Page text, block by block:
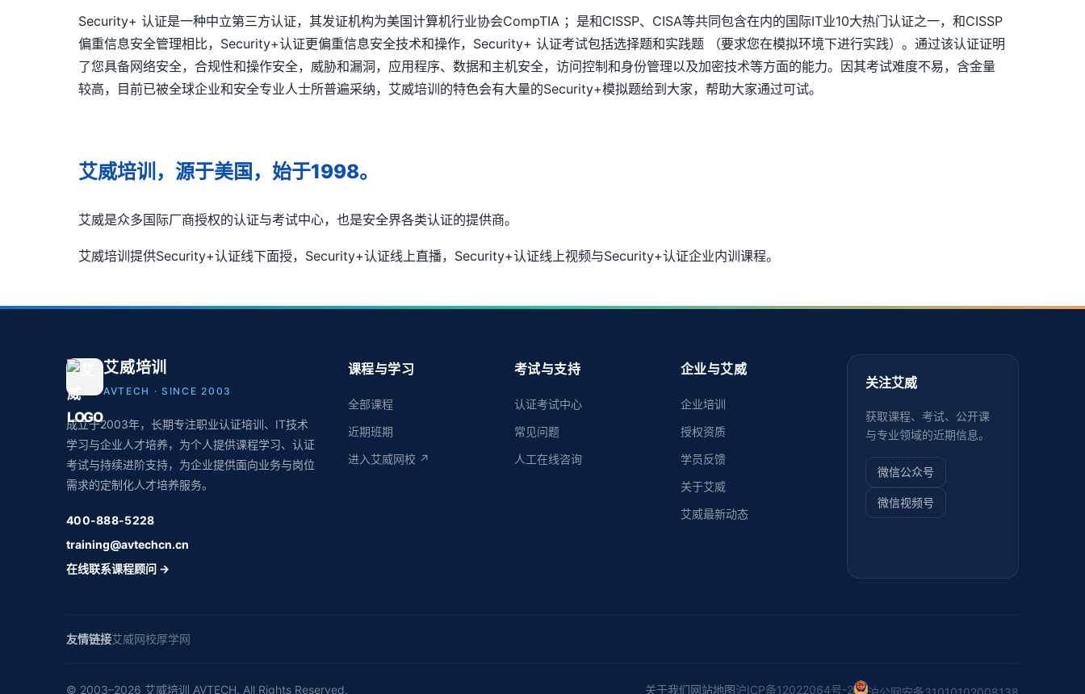
Security+ 认证是一种中立第三方认证，其发证机构为美国计算机行业协会CompTIA ；是和CISSP、CISA等共同包含在内的国际IT业10大热门认证之一，和CISSP
偏重信息安全管理相比，Security+认证更偏重信息安全技术和操作，Security+ 认证考试包括选择题和实践题 （要求您在模拟环境下进行实践）。通过该认证证明
了您具备网络安全，合规性和操作安全，威胁和漏洞，应用程序、数据和主机安全，访问控制和身份管理以及加密技术等方面的能力。因其考试难度不易，含金量
较高，目前已被全球企业和安全专业人士所普遍采纳，艾威培训的特色会有大量的Security+模拟题给到大家，帮助大家通过可试。
艾威培训，源于美国，始于1998。
艾威是众多国际厂商授权的认证与考试中心，也是安全界各类认证的提供商。
艾威培训提供Security+认证线下面授，Security+认证线上直播，Security+认证线上视频与Security+认证企业内训课程。
艾威培训
AVTECH · SINCE 2003
成立于2003年，长期专注职业认证培训、IT技术
学习与企业人才培养，为个人提供课程学习、认证
考试与持续进阶支持，为企业提供面向业务与岗位
需求的定制化人才培养服务。
400-888-5228
training@avtechcn.cn
在线联系课程顾问 →
课程与学习
全部课程
近期班期
进入艾威网校 ↗
考试与支持
认证考试中心
常见问题
人工在线咨询
企业与艾威
企业培训
授权资质
学员反馈
关于艾威
艾威最新动态
关注艾威
获取课程、考试、公开课
与专业领域的近期信息。
微信公众号
微信视频号
友情链接艾威网校厚学网
© 2003–2026 艾威培训 AVTECH. All Rights Reserved. 关于我们网站地图沪ICP备12022064号-2